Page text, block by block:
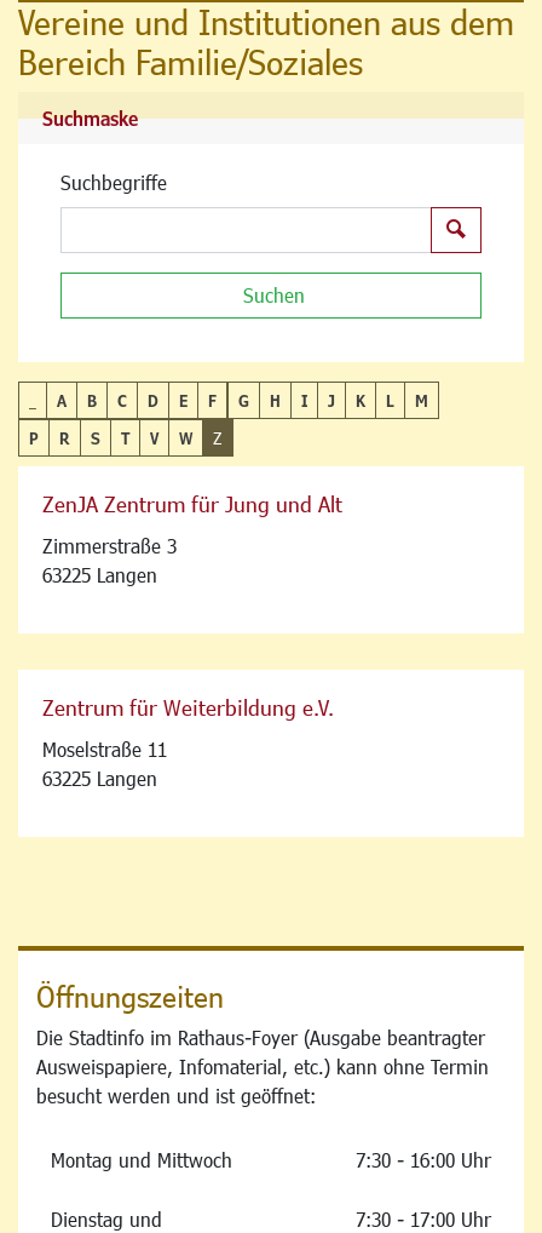
Vereine und Institutionen aus dem
Bereich Familie/Soziales
Suchmaske
Suchbegriffe
Suchen
A B C D E F G H I J K L
M
P
R S T V W Z
ZenJA Zentrum für Jung und Alt
Zimmerstraße 3
63225 Langen
Zentrum für Weiterbildung e.V.
Moselstraße 11
63225 Langen
Öffnungszeiten
Die Stadtinfo im Rathaus-Foyer (Ausgabe beantragter
Ausweispapiere, Infomaterial, etc.) kann ohne Termin
besucht werden und ist geöffnet:
Montag und Mittwoch 7:30 - 16:00 Uhr
Dienstag und
7:30 - 17:00 Uhr